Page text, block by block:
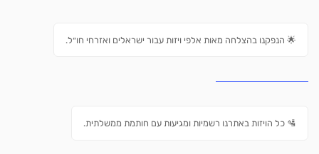
🌟 הנפקנו בהצלחה מאות אלפי ויזות עבור ישראלים ואזרחי חו״ל.
🛂 כל הויזות באתרנו רשמיות ומגיעות עם חותמת ממשלתית.